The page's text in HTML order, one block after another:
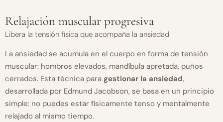
Relajación muscular progresiva
Libera la tensión física que acompaña la ansiedad
La ansiedad se acumula en el cuerpo en forma de tensión
muscular: hombros elevados, mandíbula apretada, puños
cerrados. Esta técnica para gestionar la ansiedad,
desarrollada por Edmund Jacobson, se basa en un principio
simple: no puedes estar físicamente tenso y mentalmente
relajado al mismo tiempo.